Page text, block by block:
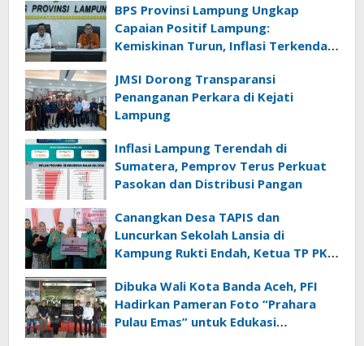
BPS Provinsi Lampung Ungkap
Capaian Positif Lampung:
Kemiskinan Turun, Inflasi Terkendali,
JMSI Dorong Transparansi
Penanganan Perkara di Kejati
Lampung
Inflasi Lampung Terendah di
Sumatera, Pemprov Terus Perkuat
Pasokan dan Distribusi Pangan
Canangkan Desa TAPIS dan
Luncurkan Sekolah Lansia di
Kampung Rukti Endah, Ketua TP PKK
SDM Dimulai dari Desa
Dibuka Wali Kota Banda Aceh, PFI
Hadirkan Pameran Foto “Prahara
Pulau Emas” untuk Edukasi